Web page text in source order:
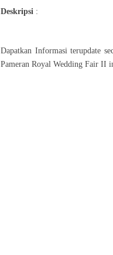
Deskripsi :
Dapatkan Informasi terupdate
Pameran Royal Wedding Fair II